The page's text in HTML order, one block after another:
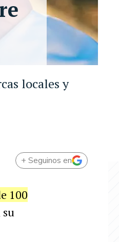
locales y
+ Seguinos en
100